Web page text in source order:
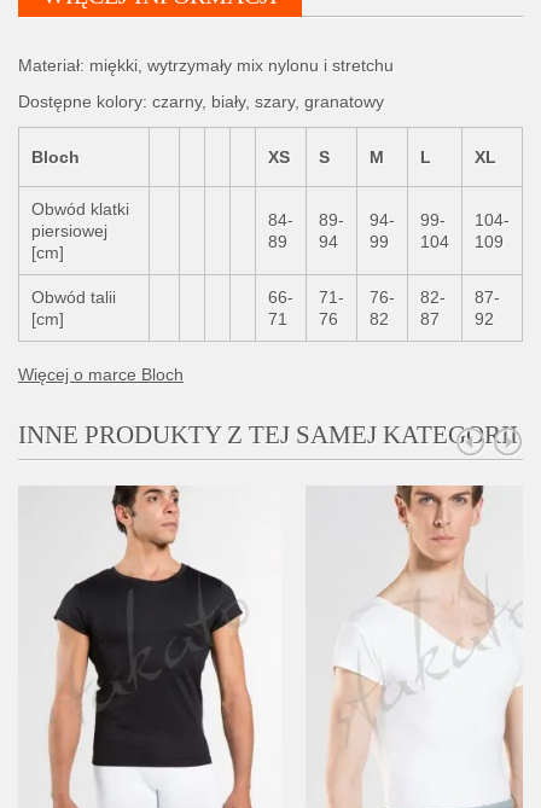
Materiał: miękki, wytrzymały mix nylonu i stretchu
Dostępne kolory: czarny, biały, szary, granatowy
Bloch XS S M L XL
Obwód klatki
piersiowej
[cm]
84-
89
89-
94
94-
99
99-
104
104-
109
Obwód talii
[cm]
66-
71
71-
76
76-
82
82-
87
87-
92
Więcej o marce Bloch
INNE PRODUKTY Z TEJ SAMEJ KATEGORII